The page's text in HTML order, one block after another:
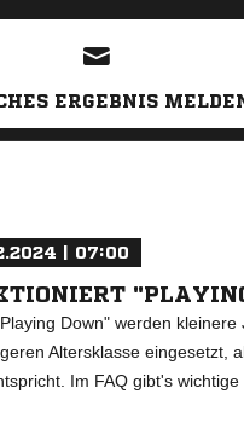
ERGEBNIS
| 07:00
Down" werden kleinere
Altersklasse eingesetzt,
Im FAQ gibt's wichtige